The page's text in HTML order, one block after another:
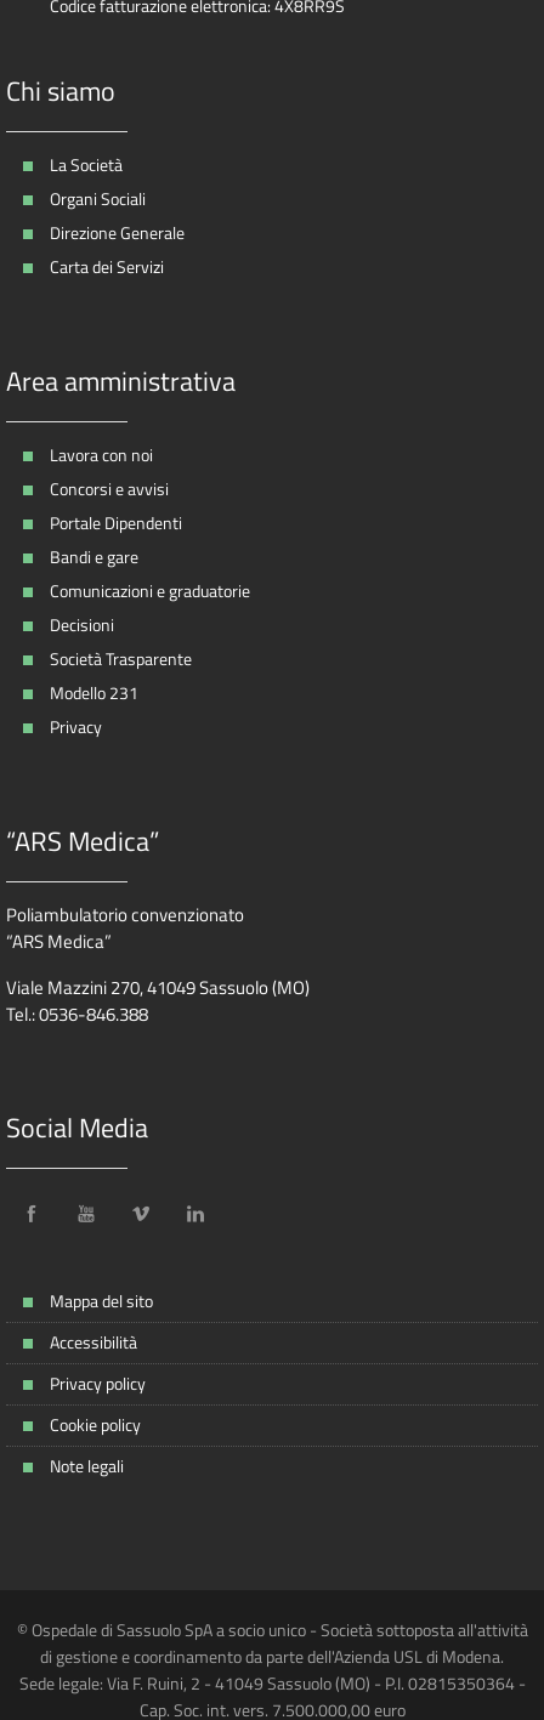
Codice fatturazione elettronica: 4X8RR9S
Chi siamo
La Società
Organi Sociali
Direzione Generale
Carta dei Servizi
Area amministrativa
Lavora con noi
Concorsi e avvisi
Portale Dipendenti
Bandi e gare
Comunicazioni e graduatorie
Decisioni
Società Trasparente
Modello 231
Privacy
“ARS Medica”
Poliambulatorio convenzionato
“ARS Medica”
Viale Mazzini 270, 41049 Sassuolo (MO)
Tel.: 0536-846.388
Social Media
Mappa del sito
Accessibilità
Privacy policy
Cookie policy
Note legali
© Ospedale di Sassuolo SpA a socio unico - Società sottoposta all'attività
di gestione e coordinamento da parte dell'Azienda USL di Modena.
Sede legale: Via F. Ruini, 2 - 41049 Sassuolo (MO) - P.I. 02815350364 -
Cap. Soc. int. vers. 7.500.000,00 euro